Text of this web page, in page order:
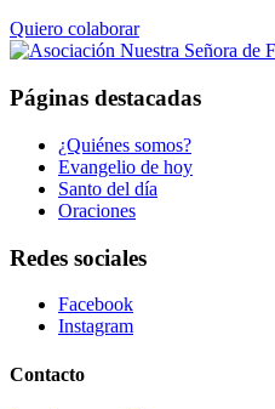
Quiero colaborar
Páginas destacadas
¿Quiénes somos?
Evangelio de hoy
Santo del día
Oraciones
Redes sociales
Facebook
Instagram
Contacto